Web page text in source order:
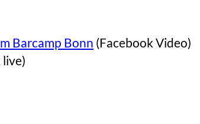
Barcamp Bonn (Facebook Video)
live)